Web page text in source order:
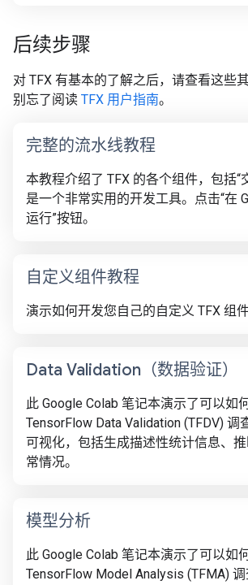
后续步骤
对 TFX 有基本的了解之后，请查看这些
别忘了阅读 TFX 用户指南。
完整的流水线教程
本教程介绍了 TFX 的各个组件，包括“
是一个非常实用的开发工具。
点击“在
运行”按钮。
自定义组件教程
演示如何开发您自己的自定义 TFX 组件
Data Validation（数据验证）
此 Google Colab 笔记本演示了可以如
TensorFlow Data Validation (TFDV) 调
可视化，包括生成描述性统计信息、
常情况。
模型分析
此 Google Colab 笔记本演示了可以如
TensorFlow Model Analysis (TFMA)